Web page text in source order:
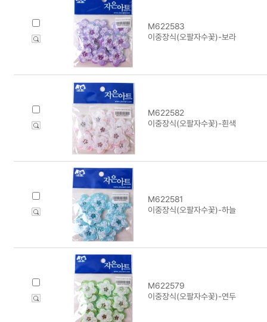
M622583
이중장식(오팔자수꽃)-보라
M622582
이중장식(오팔자수꽃)-흰색
M622581
이중장식(오팔자수꽃)-하늘
M622579
이중장식(오팔자수꽃)-연두